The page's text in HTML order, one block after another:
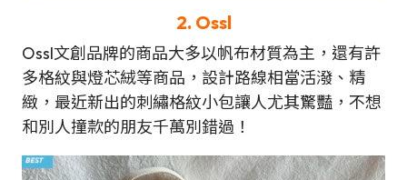
2. Ossl
Ossl文創品牌的商品大多以帆布材質為主，還有許
多格紋與燈芯絨等商品，設計路線相當活潑、精
緻，最近新出的刺繡格紋小包讓人尤其驚豔，不想
和別人撞款的朋友千萬別錯過！